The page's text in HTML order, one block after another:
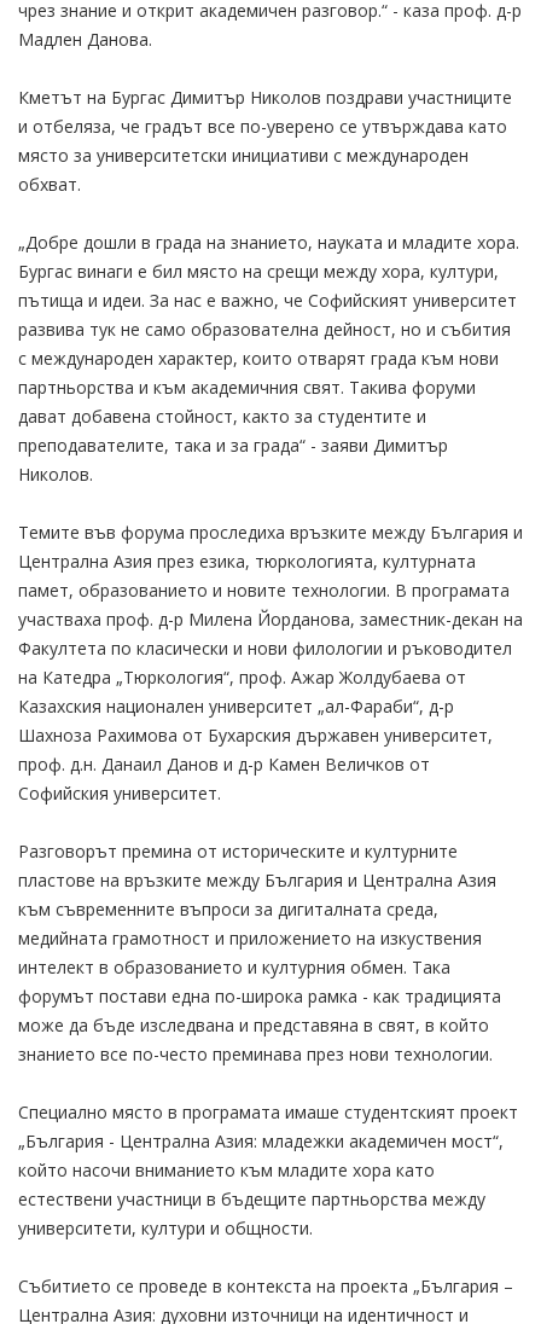
чрез знание и открит академичен разговор.“ - каза проф. д-р
Мадлен Данова.
Кметът на Бургас Димитър Николов поздрави участниците
и отбеляза, че градът все по-уверено се утвърждава като
място за университетски инициативи с международен
обхват.
„Добре дошли в града на знанието, науката и младите хора.
Бургас винаги е бил място на срещи между хора, култури,
пътища и идеи. За нас е важно, че Софийският университет
развива тук не само образователна дейност, но и събития
с международен характер, които отварят града към нови
партньорства и към академичния свят. Такива форуми
дават добавена стойност, както за студентите и
преподавателите, така и за града“ - заяви Димитър
Николов.
Темите във форума проследиха връзките между България и
Централна Азия през езика, тюркологията, културната
памет, образованието и новите технологии. В програмата
участваха проф. д-р Милена Йорданова, заместник-декан на
Факултета по класически и нови филологии и ръководител
на Катедра „Тюркология“, проф. Ажар Жолдубаева от
Казахския национален университет „ал-Фараби“, д-р
Шахноза Рахимова от Бухарския държавен университет,
проф. д.н. Данаил Данов и д-р Камен Величков от
Софийския университет.
Разговорът премина от историческите и културните
пластове на връзките между България и Централна Азия
към съвременните въпроси за дигиталната среда,
медийната грамотност и приложението на изкуствения
интелект в образованието и културния обмен. Така
форумът постави една по-широка рамка - как традицията
може да бъде изследвана и представяна в свят, в който
знанието все по-често преминава през нови технологии.
Специално място в програмата имаше студентският проект
„България - Централна Азия: младежки академичен мост“,
който насочи вниманието към младите хора като
естествени участници в бъдещите партньорства между
университети, култури и общности.
Събитието се проведе в контекста на проекта „България –
Централна Азия: духовни източници на идентичност и